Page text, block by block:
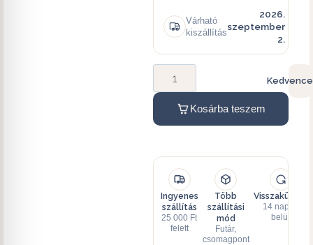
Várható
kiszállítás
2026.
szeptember
2.
Kosárba teszem
Ingyenes
szállítás
25 000 Ft
felett
Több
szállítási
mód
Futár,
csomagpont
Visszaküldés
14 napon
belül